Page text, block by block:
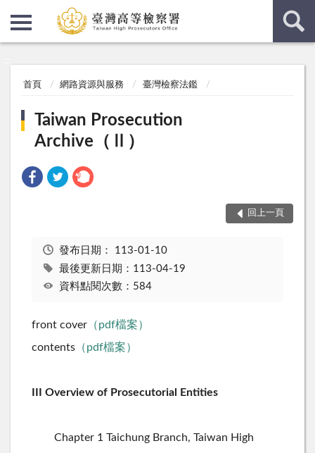
首頁 網路資源與服務 臺灣檢察法鑑
Taiwan Prosecution
Archive（Ⅱ）
回上一頁
發布日期： 113-01-10
最後更新日期：113-04-19
資料點閱次數：584
front cover （pdf檔案）
contents （pdf檔案）
III Overview of Prosecutorial Entities
Chapter 1 Taichung Branch, Taiwan High